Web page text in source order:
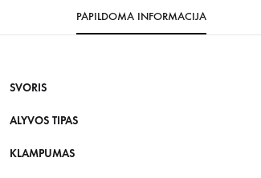
PAPILDOMA INFORMACIJA
SVORIS
ALYVOS TIPAS
KLAMPUMAS